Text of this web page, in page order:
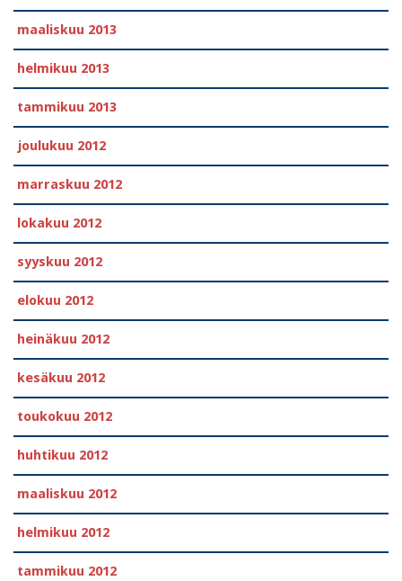
maaliskuu 2013
helmikuu 2013
tammikuu 2013
joulukuu 2012
marraskuu 2012
lokakuu 2012
syyskuu 2012
elokuu 2012
heinäkuu 2012
kesäkuu 2012
toukokuu 2012
huhtikuu 2012
maaliskuu 2012
helmikuu 2012
tammikuu 2012